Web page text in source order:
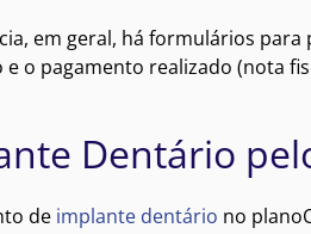
em geral, há formulários
o pagamento realizado (nota
Dentário
de implante dentário no